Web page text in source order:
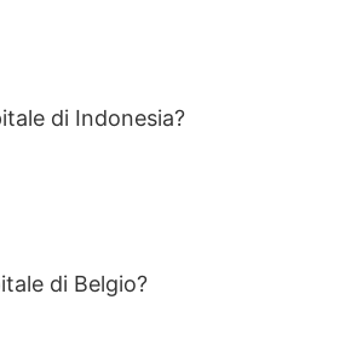
di Indonesia?
di Belgio?